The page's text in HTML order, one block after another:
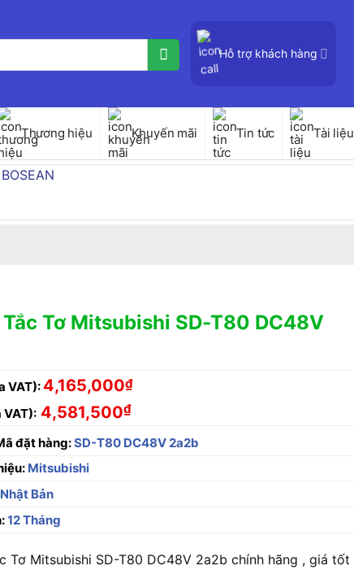
Hỗ trợ khách hàng
Thương hiệu Khuyến mãi Tin tức Tài liệu
Tơ Mitsubishi SD-T80 DC48V
VAT): 4,165,000₫
VAT): 4,581,500₫
đặt hàng:SD-T80 DC48V 2a2b
Mitsubishi
Nhật Bản
12 Tháng
Tơ Mitsubishi SD-T80 DC48V 2a2b chính hãng , giá tốt